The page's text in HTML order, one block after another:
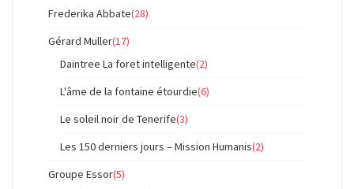
Frederika Abbate(28)
Gérard Muller(17)
Daintree La foret intelligente(2)
L'âme de la fontaine étourdie(6)
Le soleil noir de Tenerife(3)
Les 150 derniers jours – Mission Humanis(2)
Groupe Essor(5)